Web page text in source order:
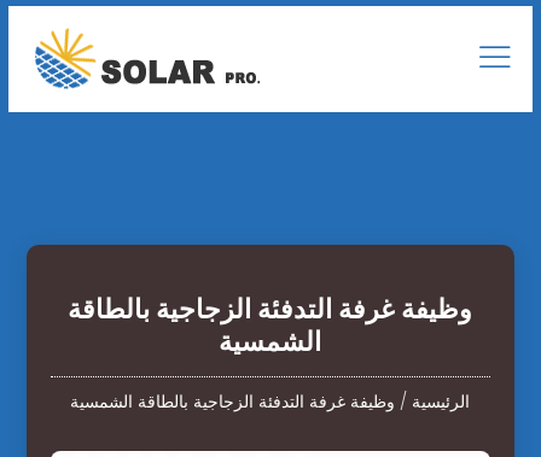
وظيفة غرفة التدفئة الزجاجية بالطاقة
الشمسية
الرئيسية / وظيفة غرفة التدفئة الزجاجية بالطاقة الشمسية